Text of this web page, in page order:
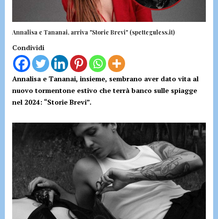
Annalisa e Tananai, arriva "Storie Brevi" (spetteguless.it)
Condividi
Annalisa e Tananai, insieme, sembrano aver dato vita al
nuovo tormentone estivo che terrà banco sulle spiagge
nel 2024: “Storie Brevi”.